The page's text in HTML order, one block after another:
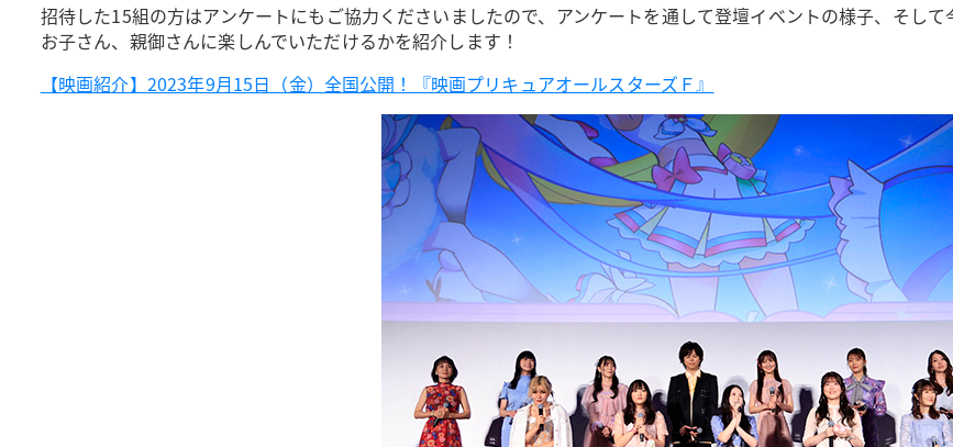
招待した15組の方はアンケートにもご協力くださいましたので、アンケートを通して登壇イベントの様子、そし
お子さん、親御さんに楽しんでいただけるかを紹介します！
【映画紹介】2023年9月15日（金）全国公開！『映画プリキュアオールスターズＦ』